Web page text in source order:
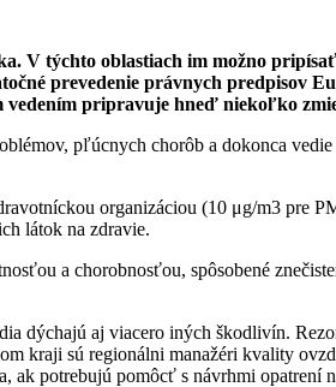
V týchto oblastiach im možno
prevedenie právnych predpisov
vedením pripravuje hneď niekoľko
pľúcnych chorôb a dokonca
organizáciou (10 μg/m3 pre
látok na zdravie.
a chorobnosťou, spôsobené
aj viacero iných škodlivín.
kraji sú regionálni manažéri kvality
potrebujú pomôcť s návrhmi opatrení